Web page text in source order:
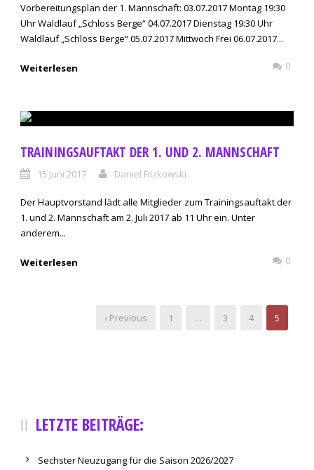
Vorbereitungsplan der 1. Mannschaft: 03.07.2017 Montag 19:30
Uhr Waldlauf „Schloss Berge“ 04.07.2017 Dienstag 19:30 Uhr
Waldlauf „Schloss Berge“ 05.07.2017 Mittwoch Frei 06.07.2017...
Weiterlesen 0
TRAININGSAUFTAKT DER 1. UND 2. MANNSCHAFT
15 Juni 2017 Daniel Filzkowski
Der Hauptvorstand lädt alle Mitglieder zum Trainingsauftakt der
1. und 2. Mannschaft am 2. Juli 2017 ab 11 Uhr ein. Unter
anderem...
Weiterlesen 0
‹ Previous 1 … 3 4 5
LETZTE BEITRÄGE:
Sechster Neuzugang für die Saison 2026/2027